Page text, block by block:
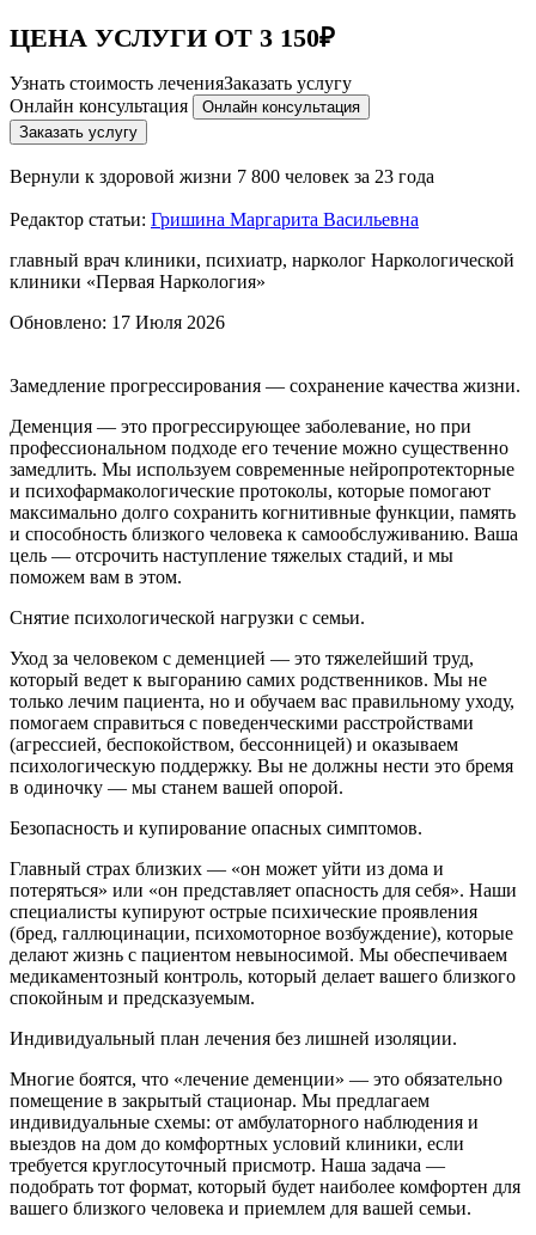
ЦЕНА УСЛУГИ ОТ 3 150₽
Узнать стоимость леченияЗаказать услугу
Онлайн консультация
Онлайн консультация
Заказать услугу
Вернули к здоровой жизни 7 800 человек за 23 года
Редактор статьи: Гришина Маргарита Васильевна
главный врач клиники, психиатр, нарколог Наркологической
клиники «Первая Наркология»
Обновлено: 17 Июля 2026
Замедление прогрессирования — сохранение качества жизни.
Деменция — это прогрессирующее заболевание, но при
профессиональном подходе его течение можно существенно
замедлить. Мы используем современные нейропротекторные
и психофармакологические протоколы, которые помогают
максимально долго сохранить когнитивные функции, память
и способность близкого человека к самообслуживанию. Ваша
цель — отсрочить наступление тяжелых стадий, и мы
поможем вам в этом.
Снятие психологической нагрузки с семьи.
Уход за человеком с деменцией — это тяжелейший труд,
который ведет к выгоранию самих родственников. Мы не
только лечим пациента, но и обучаем вас правильному уходу,
помогаем справиться с поведенческими расстройствами
(агрессией, беспокойством, бессонницей) и оказываем
психологическую поддержку. Вы не должны нести это бремя
в одиночку — мы станем вашей опорой.
Безопасность и купирование опасных симптомов.
Главный страх близких — «он может уйти из дома и
потеряться» или «он представляет опасность для себя». Наши
специалисты купируют острые психические проявления
(бред, галлюцинации, психомоторное возбуждение), которые
делают жизнь с пациентом невыносимой. Мы обеспечиваем
медикаментозный контроль, который делает вашего близкого
спокойным и предсказуемым.
Индивидуальный план лечения без лишней изоляции.
Многие боятся, что «лечение деменции» — это обязательно
помещение в закрытый стационар. Мы предлагаем
индивидуальные схемы: от амбулаторного наблюдения и
выездов на дом до комфортных условий клиники, если
требуется круглосуточный присмотр. Наша задача —
подобрать тот формат, который будет наиболее комфортен для
вашего близкого человека и приемлем для вашей семьи.